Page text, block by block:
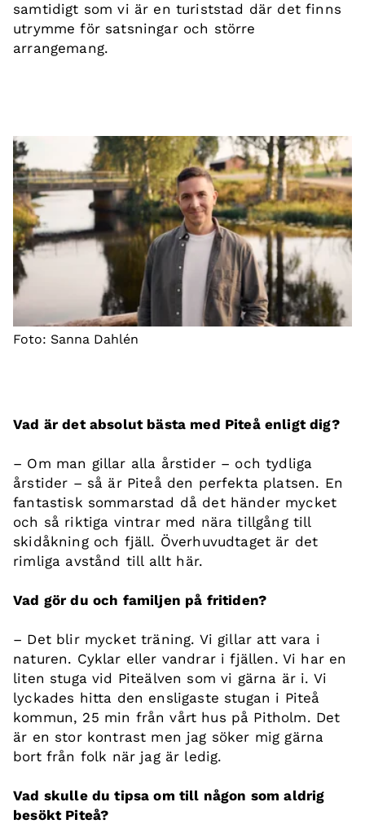
samtidigt som vi är en turiststad där det finns
utrymme för satsningar och större
arrangemang.
Foto: Sanna Dahlén
Vad är det absolut bästa med Piteå enligt dig?
– Om man gillar alla årstider – och tydliga
årstider – så är Piteå den perfekta platsen. En
fantastisk sommarstad då det händer mycket
och så riktiga vintrar med nära tillgång till
skidåkning och fjäll. Överhuvudtaget är det
rimliga avstånd till allt här.
Vad gör du och familjen på fritiden?
– Det blir mycket träning. Vi gillar att vara i
naturen. Cyklar eller vandrar i fjällen. Vi har en
liten stuga vid Piteälven som vi gärna är i. Vi
lyckades hitta den ensligaste stugan i Piteå
kommun, 25 min från vårt hus på Pitholm. Det
är en stor kontrast men jag söker mig gärna
bort från folk när jag är ledig.
Vad skulle du tipsa om till någon som aldrig
besökt Piteå?